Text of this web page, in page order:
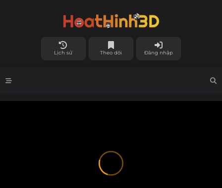
Lịch sử Theo dõi Đăng nhập